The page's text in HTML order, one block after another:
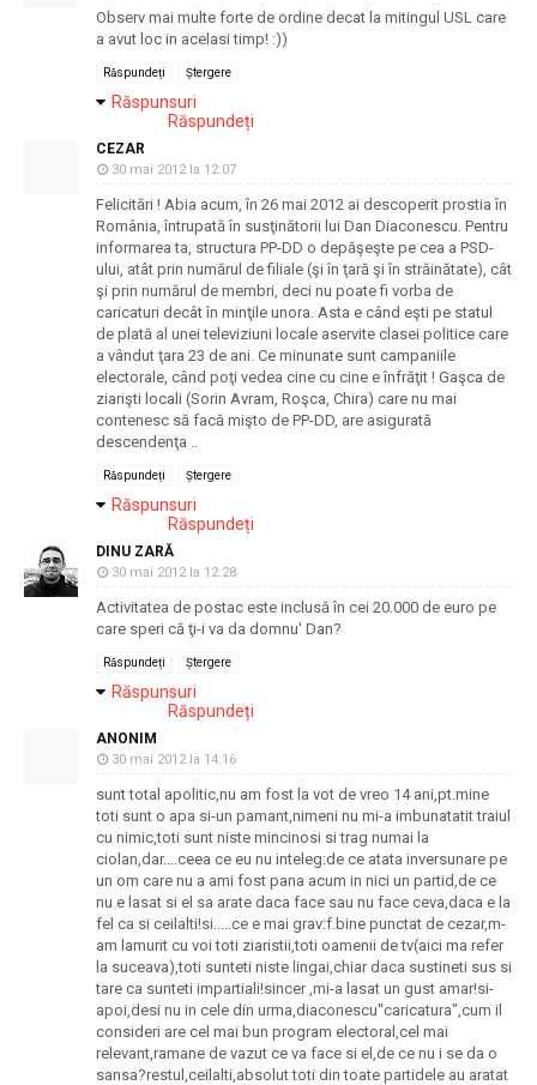
Observ mai multe forte de ordine decat la mitingul USL care
a avut loc in acelasi timp! :))
Răspundeți Ștergere
Răspunsuri
Răspundeți
CEZAR
30 mai 2012 la 12:07
Felicitări ! Abia acum, în 26 mai 2012 ai descoperit prostia în
România, întrupată în susţinătorii lui Dan Diaconescu. Pentru
informarea ta, structura PP-DD o depăşeşte pe cea a PSD-
ului, atât prin numărul de filiale (şi în ţară şi în străinătate), cât
şi prin numărul de membri, deci nu poate fi vorba de
caricaturi decât în minţile unora. Asta e când eşti pe statul
de plată al unei televiziuni locale aservite clasei politice care
a vândut ţara 23 de ani. Ce minunate sunt campaniile
electorale, când poţi vedea cine cu cine e înfrăţit ! Gaşca de
ziarişti locali (Sorin Avram, Roşca, Chira) care nu mai
contenesc să facă mişto de PP-DD, are asigurată
descendenţa ..
Răspundeți Ștergere
Răspunsuri
Răspundeți
DINU ZARĂ
30 mai 2012 la 12:28
Activitatea de postac este inclusă în cei 20.000 de euro pe
care speri că ţi-i va da domnu' Dan?
Răspundeți Ștergere
Răspunsuri
Răspundeți
ANONIM
30 mai 2012 la 14:16
sunt total apolitic,nu am fost la vot de vreo 14 ani,pt.mine
toti sunt o apa si-un pamant,nimeni nu mi-a imbunatatit traiul
cu nimic,toti sunt niste mincinosi si trag numai la
ciolan,dar....ceea ce eu nu inteleg:de ce atata inversunare pe
un om care nu a ami fost pana acum in nici un partid,de ce
nu e lasat si el sa arate daca face sau nu face ceva,daca e la
fel ca si ceilalti!si.....ce e mai grav:f.bine punctat de cezar,m-
am lamurit cu voi toti ziaristii,toti oamenii de tv(aici ma refer
la suceava),toti sunteti niste lingai,chiar daca sustineti sus si
tare ca sunteti impartiali!sincer ,mi-a lasat un gust amar!si-
apoi,desi nu in cele din urma,diaconescu''caricatura",cum il
consideri are cel mai bun program electoral,cel mai
relevant,ramane de vazut ce va face si el,de ce nu i se da o
sansa?restul,ceilalti,absolut toti din toate partidele au aratat